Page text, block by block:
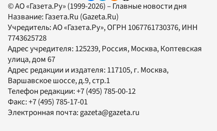
© АО «Газета.Ру» (1999-2026) – Главные новости дня
Название: Газета.Ru (Gazeta.Ru)
Учредитель:АО «Газета.Ру», ОГРН 1067761730376, ИНН
7743625728
Адрес учредителя: 125239, Россия, Москва, Коптевская
улица, дом 67
Адрес редакции и издателя: 117105, г. Москва,
Варшавское шоссе, д.9, стр.1
Телефон редакции:+7 (495) 785-00-12
Факс:+7 (495) 785-17-01
Электронная почта:gazeta@gazeta.ru